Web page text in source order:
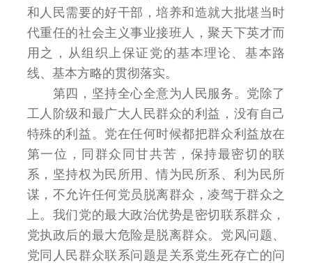
和人民需要的好干部，培养和造就大批堪当时
代重任的社会主义事业接班人，聚天下英才而
用之，从组织上保证党的基本理论、基本路
线、基本方略的贯彻落实。
第四，坚持全心全意为人民服务。党除了
工人阶级和最广大人民群众的利益，没有自己
特殊的利益。党在任何时候都把群众利益放在
第一位，同群众同甘共苦，保持最密切的联
系，坚持权为民所用、情为民所系、利为民所
谋，不允许任何党员脱离群众，凌驾于群众之
上。我们党的最大政治优势是密切联系群众，
党执政后的最大危险是脱离群众。党风问题、
党同人民群众联系问题是关系党生死存亡的问